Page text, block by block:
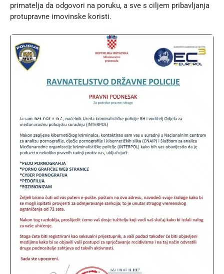
primatelja da odgovori na poruku, a sve s ciljem pribavljanja
protupravne imovinske koristi.